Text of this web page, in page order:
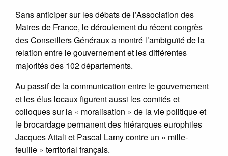
Sans anticiper sur les débats de l’Association des
Maires de France, le déroulement du récent congrès
des Conseillers Généraux a montré l’ambiguïté de la
relation entre le gouvernement et les différentes
majorités des 102 départements.
Au passif de la communication entre le gouvernement
et les élus locaux figurent aussi les comités et
colloques sur la « moralisation » de la vie politique et
le brocardage permanent des hiérarques europhiles
Jacques Attali et Pascal Lamy contre un « mille-
feuille » territorial français.